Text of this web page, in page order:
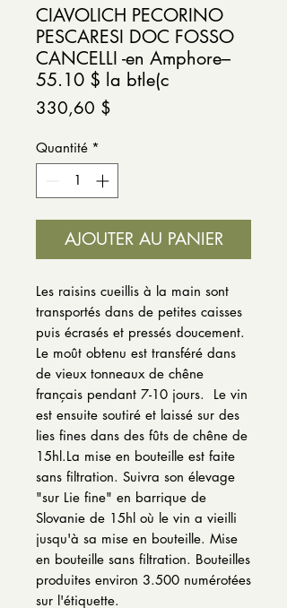
CIAVOLICH PECORINO
PESCARESI DOC FOSSO
CANCELLI -en Amphore–
55.10 $ la btle(c
330,60 $
Quantité *
AJOUTER AU PANIER
Les raisins cueillis à la main sont
transportés dans de petites caisses
puis écrasés et pressés doucement.
Le moût obtenu est transféré dans
de vieux tonneaux de chêne
français pendant 7-10 jours. Le vin
est ensuite soutiré et laissé sur des
lies fines dans des fûts de chêne de
15hl.La mise en bouteille est faite
sans filtration. Suivra son élevage
"sur Lie fine" en barrique de
Slovanie de 15hl où le vin a vieilli
jusqu'à sa mise en bouteille. Mise
en bouteille sans filtration. Bouteilles
produites environ 3.500 numérotées
sur l'étiquette.